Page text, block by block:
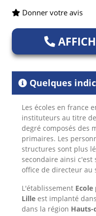
Donner votre avis
Quelques
Les écoles en france
instituteurs au titre
degré composés des
primaires. Les
structures sont plus
secondaire ainsi
office de directeur au
L'établissement
Lille est implanté
dans la région Hauts-